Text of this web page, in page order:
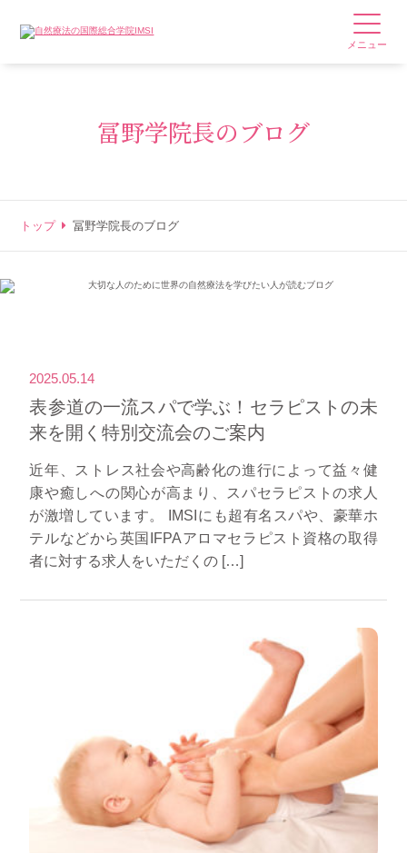
メニュー
冨野学院長のブログ
トップ 冨野学院長のブログ
2025.05.14
表参道の一流スパで学ぶ！セラピストの未
来を開く特別交流会のご案内
近年、ストレス社会や高齢化の進行によって益々健
康や癒しへの関心が高まり、スパセラピストの求人
が激増しています。 IMSIにも超有名スパや、豪華ホ
テルなどから英国IFPAアロマセラピスト資格の取得
者に対する求人をいただくの […]